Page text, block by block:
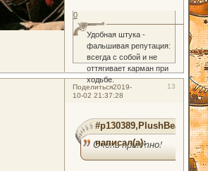
Удобная штука -
фальшивая репутация:
всегда с собой и не
оттягивает карман при
ходьбе.
0
Поделиться 13
2019-
10-02 21:37:28
#p130389,PlushBear
написал(а):
Очень приятно!